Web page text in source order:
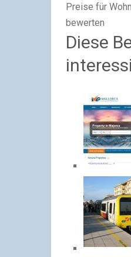
Preise für
bewerten
Diese